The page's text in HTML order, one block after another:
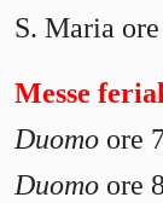
S. Maria
Messe
Duomo ore
Duomo ore